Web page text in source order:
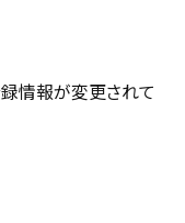
情報が変更されて